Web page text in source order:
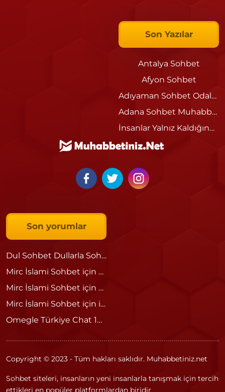
Son Yazılar
Antalya Sohbet
Afyon Sohbet
Adıyaman Sohbet Odaları
Adana Sohbet Muhabbet Siteleri
İnsanlar Yalnız Kaldığında Neden Sohbet Etmek İster?
Son yorumlar
Dul Sohbet Dullarla Sohbet
Mirc İslami Sohbet için Ömer
Mirc İslami Sohbet için admin
Mirc İslami Sohbet için islami
Omegle Türkiye Chat 18 – Güvenli ve Eğlenceli Sohbetin Adresi
Copyright © 2023 - Tüm hakları saklıdır. Muhabbetiniz.net
Sohbet siteleri, insanların yeni insanlarla tanışmak için tercih